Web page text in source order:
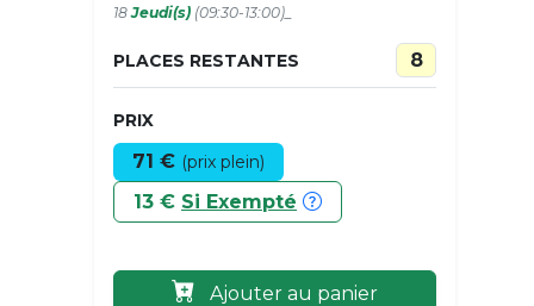
18Jeudi(s) (09:30-13:00)_
PLACES RESTANTES 8
PRIX
71 € (prix plein)
13 € Si Exempté
Ajouter au panier